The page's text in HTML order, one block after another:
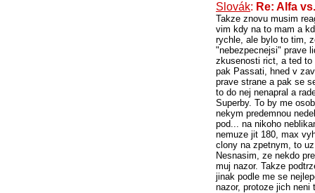
Slovák: Re: Alfa
Takze znovu musim
vim kdy na to mam a
rychle, ale bylo to tim,
"nebezpecnejsi" prave
zkusenosti rict, a ted to
pak Passati, hned v
prave strane a pak se
to do nej nenapral a
Superby. To by me
nekym predemnou
pod... na nikoho
nemuze jit 180, max
clony na zpetnym, to
Nesnasim, ze nekdo
muj nazor. Takze
jinak podle me se
nazor, protoze jich neni